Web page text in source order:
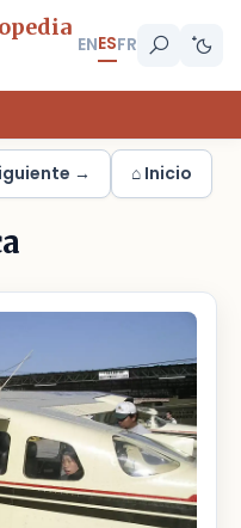
ENESFR
→ ⌂ Inicio